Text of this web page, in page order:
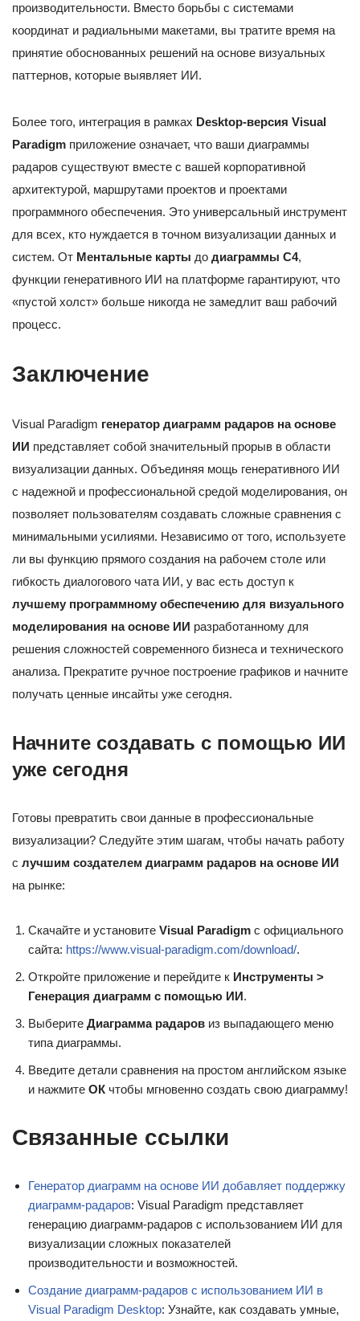
производительности. Вместо борьбы с системами
координат и радиальными макетами, вы тратите время на
принятие обоснованных решений на основе визуальных
паттернов, которые выявляет ИИ.
Более того, интеграция в рамках Desktop-версия Visual
Paradigm приложение означает, что ваши диаграммы
радаров существуют вместе с вашей корпоративной
архитектурой, маршрутами проектов и проектами
программного обеспечения. Это универсальный инструмент
для всех, кто нуждается в точном визуализации данных и
систем. От Ментальные карты до диаграммы C4,
функции генеративного ИИ на платформе гарантируют, что
«пустой холст» больше никогда не замедлит ваш рабочий
процесс.
Заключение
Visual Paradigm генератор диаграмм радаров на основе
ИИ представляет собой значительный прорыв в области
визуализации данных. Объединяя мощь генеративного ИИ
с надежной и профессиональной средой моделирования, он
позволяет пользователям создавать сложные сравнения с
минимальными усилиями. Независимо от того, используете
ли вы функцию прямого создания на рабочем столе или
гибкость диалогового чата ИИ, у вас есть доступ к
лучшему программному обеспечению для визуального
моделирования на основе ИИ разработанному для
решения сложностей современного бизнеса и технического
анализа. Прекратите ручное построение графиков и начните
получать ценные инсайты уже сегодня.
Начните создавать с помощью ИИ
уже сегодня
Готовы превратить свои данные в профессиональные
визуализации? Следуйте этим шагам, чтобы начать работу
с лучшим создателем диаграмм радаров на основе ИИ
на рынке:
Скачайте и установите Visual Paradigm с официального
сайта: https://www.visual-paradigm.com/download/.
Откройте приложение и перейдите к Инструменты >
Генерация диаграмм с помощью ИИ.
Выберите Диаграмма радаров из выпадающего меню
типа диаграммы.
Введите детали сравнения на простом английском языке
и нажмите ОК чтобы мгновенно создать свою диаграмму!
Связанные ссылки
Генератор диаграмм на основе ИИ добавляет поддержку
диаграмм-радаров: Visual Paradigm представляет
генерацию диаграмм-радаров с использованием ИИ для
визуализации сложных показателей
производительности и возможностей.
Создание диаграмм-радаров с использованием ИИ в
Visual Paradigm Desktop: Узнайте, как создавать умные,